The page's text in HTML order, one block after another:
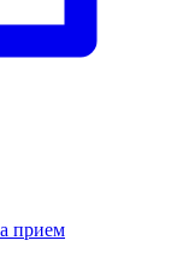
прием